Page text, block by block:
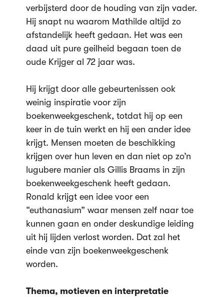
verbijsterd door de houding van zijn vader.
Hij snapt nu waarom Mathilde altijd zo
afstandelijk heeft gedaan. Het was een
daad uit pure geilheid begaan toen de
oude Krijger al 72 jaar was.
Hij krijgt door alle gebeurtenissen ook
weinig inspiratie voor zijn
boekenweekgeschenk, totdat hij op een
keer in de tuin werkt en hij een ander idee
krijgt. Mensen moeten de beschikking
krijgen over hun leven en dan niet op zo’n
lugubere manier als Gillis Braams in zijn
boekenweekgeschenk heeft gedaan.
Ronald krijgt een idee voor een
“euthanasium” waar mensen zelf naar toe
kunnen gaan en onder deskundige leiding
uit hij lijden verlost worden. Dat zal het
einde van zijn boekenweekgeschenk
worden.
Thema, motieven en interpretatie